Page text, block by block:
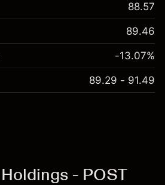
88.57
89.46
-13.07%
89.29 - 91.49
- POST